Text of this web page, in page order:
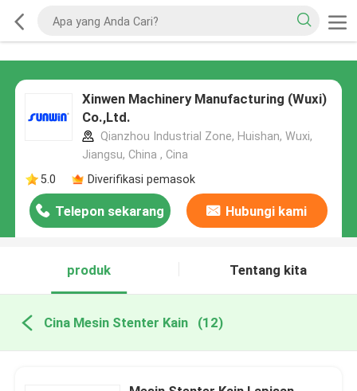
Xinwen Machinery Manufacturing (Wuxi)
Co.,Ltd.
Qianzhou Industrial Zone, Huishan, Wuxi,
Jiangsu, China , Cina
5.0
Diverifikasi pemasok
Telepon sekarang Hubungi kami
produk Tentang kita
Cina Mesin Stenter Kain (12)